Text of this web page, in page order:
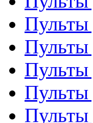
Пульты
Пульты